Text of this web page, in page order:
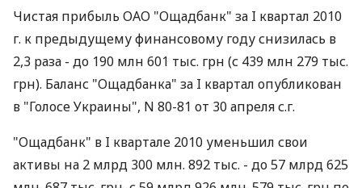
Чистая прибыль ОАО "Ощадбанк" за I квартал 2010
г. к предыдущему финансовому году снизилась в
2,3 раза - до 190 млн 601 тыс. грн (с 439 млн 279 тыс.
грн). Баланс "Ощадбанка" за I квартал опубликован
в "Голосе Украины", N 80-81 от 30 апреля с.г.
"Ощадбанк" в I квартале 2010 уменьшил свои
активы на 2 млрд 300 млн. 892 тыс. - до 57 млрд 625